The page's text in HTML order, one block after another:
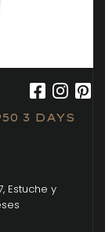
3 DAYS
Estuche y